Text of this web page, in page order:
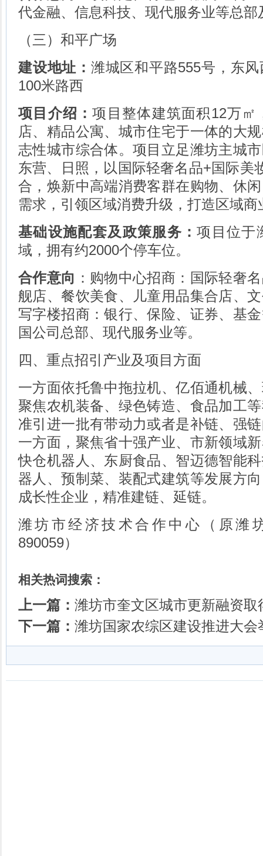
代金融、信息科技、现代服务业等总部
（三）和平广场
建设地址： 潍城区和平路555号，东
100米路西
项目介绍：项目整体建筑面积12万㎡
店、精品公寓、城市住宅于一体的大
志性城市综合体。项目立足潍坊主城
东营、日照，以国际轻奢名品+国际美
合，焕新中高端消费客群在购物、休
需求，引领区域消费升级，打造区域商
基础设施配套及政策服务：项目位于
域，拥有约2000个停车位。
合作意向 ：购物中心招商：国际轻奢
舰店、餐饮美食、儿童用品集合店、
写字楼招商：银行、保险、证券、基
国公司总部、现代服务业等。
四、重点招引产业及项目方面
一方面依托鲁中拖拉机、亿佰通机械
聚焦农机装备、绿色铸造、食品加工
准引进一批有带动力或者是补链、强
一方面，聚焦省十强产业、市新领域
快仓机器人、东厨食品、智迈德智能
器人、预制菜、装配式建筑等发展方
成长性企业，精准建链、延链。
潍坊市经济技术合作中心（原潍
890059）
相关热词搜索：
上一篇： 潍坊市奎文区城市更新融资取
下一篇： 潍坊国家农综区建设推进大会